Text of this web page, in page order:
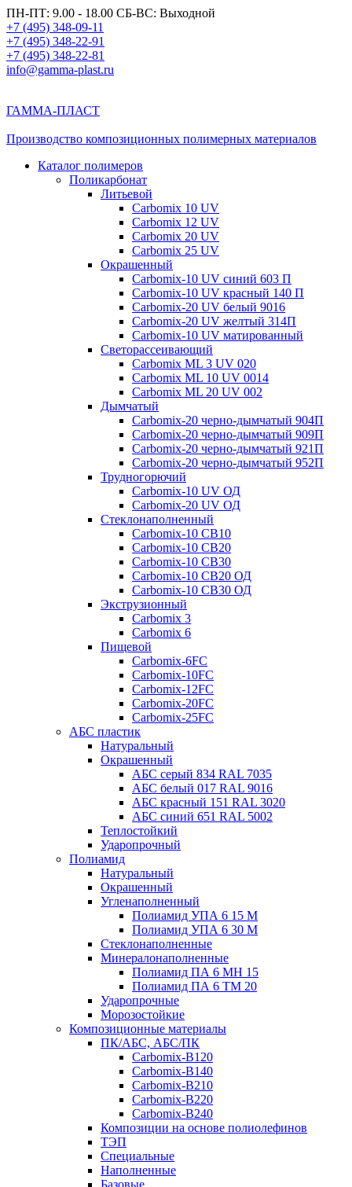
ПН-ПТ: 9.00 - 18.00 СБ-ВС: Выходной
+7 (495) 348-09-11
+7 (495) 348-22-91
+7 (495) 348-22-81
info@gamma-plast.ru
ГАММА-ПЛАСТ
Производство композиционных полимерных материалов
Каталог полимеров
Поликарбонат
Литьевой
Carbomix 10 UV
Carbomix 12 UV
Carbomix 20 UV
Carbomix 25 UV
Окрашенный
Carbomix-10 UV синий 603 П
Carbomix-10 UV красный 140 П
Carbomix-20 UV белый 9016
Carbomix-20 UV желтый 314П
Carbomix-10 UV матированный
Светорассеивающий
Carbomix ML 3 UV 020
Carbomix ML 10 UV 0014
Carbomix ML 20 UV 002
Дымчатый
Carbomix-20 черно-дымчатый 904П
Carbomix-20 черно-дымчатый 909П
Carbomix-20 черно-дымчатый 921П
Carbomix-20 черно-дымчатый 952П
Трудногорючий
Carbomix-10 UV ОД
Carbomix-20 UV ОД
Стеклонаполненный
Carbomix-10 СВ10
Carbomix-10 СВ20
Carbomix-10 СВ30
Carbomix-10 СВ20 ОД
Carbomix-10 СВ30 ОД
Экструзионный
Carbomix 3
Carbomix 6
Пищевой
Carbomix-6FC
Carbomix-10FC
Carbomix-12FC
Carbomix-20FC
Carbomix-25FC
АБС пластик
Натуральный
Окрашенный
АБС серый 834 RAL 7035
АБС белый 017 RAL 9016
АБС красный 151 RAL 3020
АБС синий 651 RAL 5002
Теплостойкий
Ударопрочный
Полиамид
Натуральный
Окрашенный
Угленаполненный
Полиамид УПА 6 15 М
Полиамид УПА 6 30 М
Стеклонаполненные
Минералонаполненные
Полиамид ПА 6 МН 15
Полиамид ПА 6 ТМ 20
Ударопрочные
Морозостойкие
Композиционные материалы
ПК/АБС, АБС/ПК
Carbomix-В120
Carbomix-В140
Carbomix-В210
Carbomix-В220
Carbomix-В240
Композиции на основе полиолефинов
ТЭП
Специальные
Наполненные
Базовые